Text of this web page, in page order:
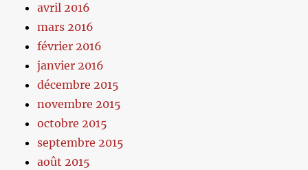
avril 2016
mars 2016
février 2016
janvier 2016
décembre 2015
novembre 2015
octobre 2015
septembre 2015
août 2015